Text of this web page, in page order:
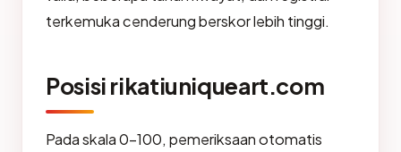
terkemuka cenderung berskor lebih tinggi.
Posisi rikatiuniqueart.com
Pada skala 0-100, pemeriksaan otomatis